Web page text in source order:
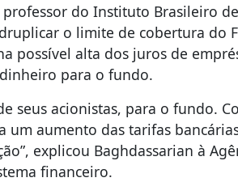
do Instituto Brasileiro
o limite de cobertura do
possível alta dos juros de
para o fundo.
seus acionistas, para o fundo.
um aumento das tarifas
explicou Baghdassarian à
financeiro.